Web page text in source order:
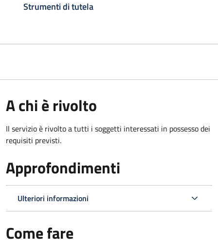
Strumenti di tutela
A chi è rivolto
Il servizio è rivolto a tutti i soggetti interessati in possesso dei
requisiti previsti.
Approfondimenti
Ulteriori informazioni
Come fare